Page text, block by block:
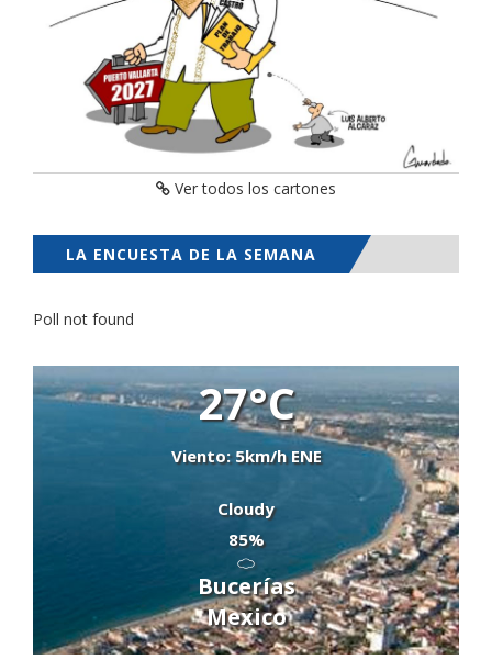
Ver todos los cartones
LA ENCUESTA DE LA SEMANA
Poll not found
27°C
Viento: 5km/h ENE
Cloudy
85%
Bucerías
Mexico